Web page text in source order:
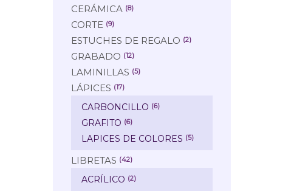
CERÁMICA (8)
CORTE (9)
ESTUCHES DE REGALO (2)
GRABADO (12)
LAMINILLAS (5)
LÁPICES (17)
CARBONCILLO (6)
GRAFITO (6)
LAPICES DE COLORES (5)
LIBRETAS (42)
ACRÍLICO (2)